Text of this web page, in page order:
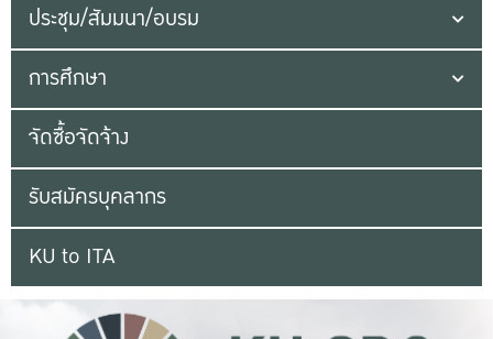
ประชุม/สัมมนา/อบรม
การศึกษา
จัดซื้อจัดจ้าง
รับสมัครบุคลากร
KU to ITA